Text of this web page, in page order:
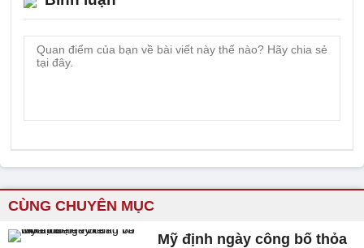
CÙNG CHUYÊN MỤC
Mỹ định ngày công bố thỏa